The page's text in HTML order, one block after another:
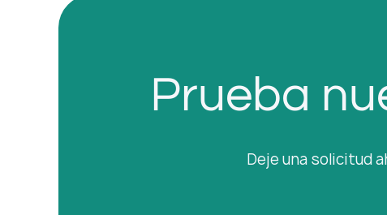
Prueba
Deje una solicitud